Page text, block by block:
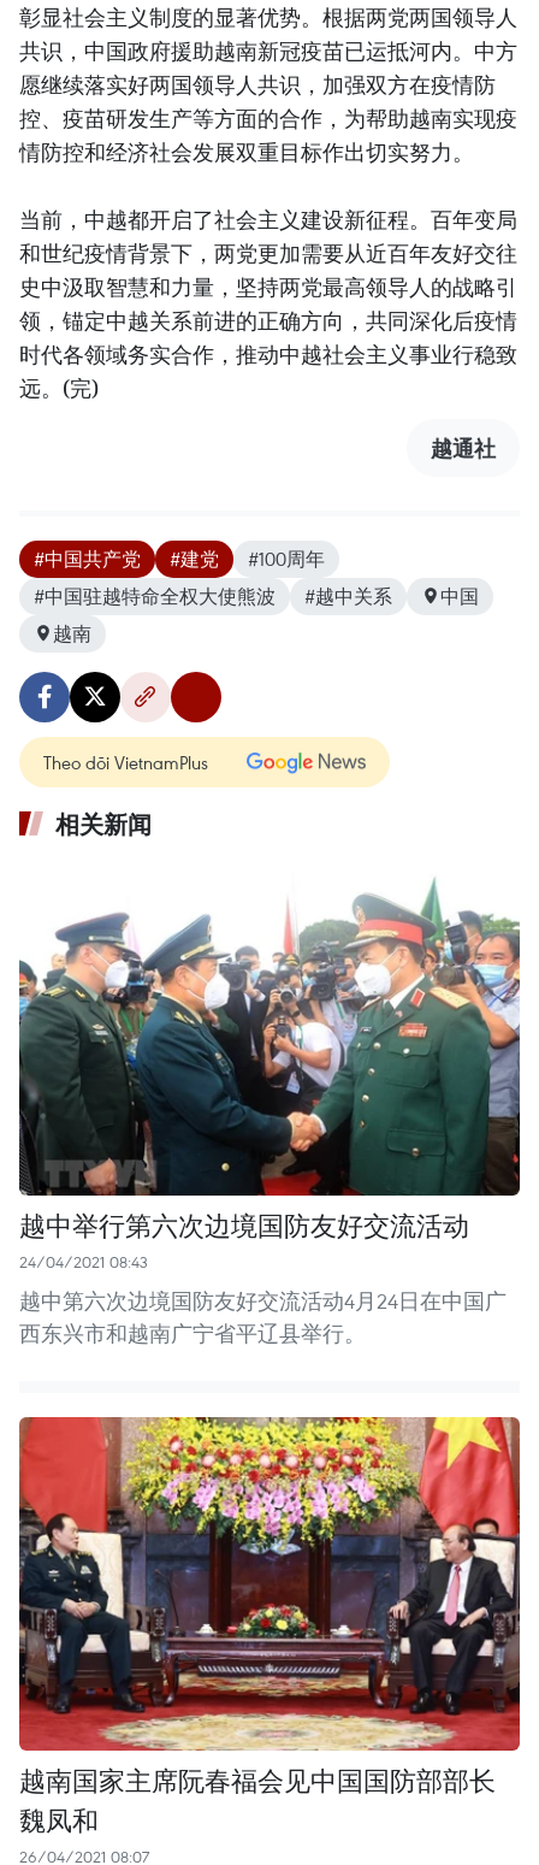
彰显社会主义制度的显著优势。根据两党两国领导人
共识，中国政府援助越南新冠疫苗已运抵河内。中方
愿继续落实好两国领导人共识，加强双方在疫情防
控、疫苗研发生产等方面的合作，为帮助越南实现疫
情防控和经济社会发展双重目标作出切实努力。
当前，中越都开启了社会主义建设新征程。百年变局
和世纪疫情背景下，两党更加需要从近百年友好交往
史中汲取智慧和力量，坚持两党最高领导人的战略引
领，锚定中越关系前进的正确方向，共同深化后疫情
时代各领域务实合作，推动中越社会主义事业行稳致
远。(完)
越通社
#中国共产党 #建党
#100周年
#中国驻越特命全权大使熊波
#越中关系
中国
越南
Theo dõi VietnamPlus
相关新闻
越中举行第六次边境国防友好交流活动
24/04/2021 08:43
越中第六次边境国防友好交流活动4月24日在中国广
西东兴市和越南广宁省平辽县举行。
越南国家主席阮春福会见中国国防部部长
魏凤和
26/04/2021 08:07